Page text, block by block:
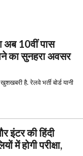
अब 10वीं पास
का सुनहरा अवसर
है. रेलवे भर्ती बोर्ड यानी
की हिंदी
में होगी परीक्षा,